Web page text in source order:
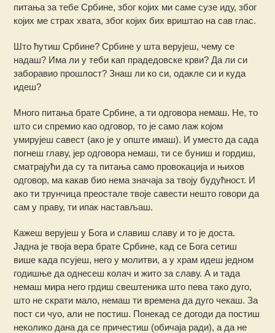
питања за тебе Србине, због којих ми саме сузе иду, због
којих ме страх хвата, због којих бих вриштао на сав глас.
Што ћутиш Србине? Србине у шта верујеш, чему се
надаш? Има ли у теби кап прадедовске крви? Да ли си
заборавио прошлост? Знаш ли ко си, одакле си и куда
идеш?
Много питања брате Србине, а ти одговора немаш. Не, то
што си спремио као одговор, то је само лаж којом
умирујеш савест (ако је у опште имаш). И уместо да сада
погнеш главу, јер одговора немаш, ти се буниш и гордиш,
сматрајући да су та питања само провокација и њихов
одговор, ма какав био нема значаја за твоју будућност. И
ако ти трунчица преостале твоје савести нешто говори да
сам у праву, ти ипак настављаш.
Кажеш верујеш у Бога и славиш славу и то је доста.
Јадна је твоја вера брате Србине, кад се Бога сетиш
више када псујеш, него у молитви, а у храм идеш једном
годишње да однесеш колач и жито за славу. А и тада
немаш мира него грдиш свештеника што пева тако дуго,
што не скрати мало, немаш ти времена да дуго чекаш. За
пост си чуо, али не постиш. Понекад се догоди да постиш
неколико дана да се причестиш (обичаја ради), а да не